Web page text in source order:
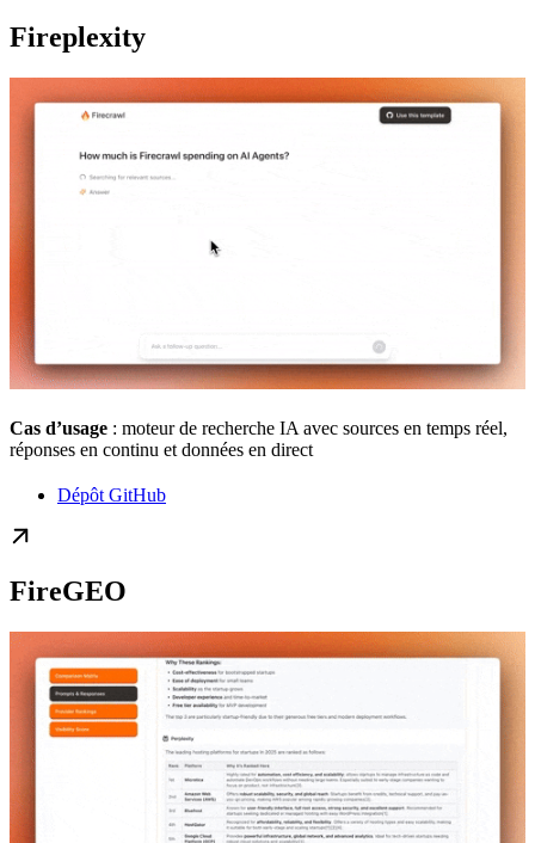
Fireplexity
Cas d’usage : moteur de recherche IA avec sources en temps réel,
réponses en continu et données en direct
Dépôt GitHub
FireGEO